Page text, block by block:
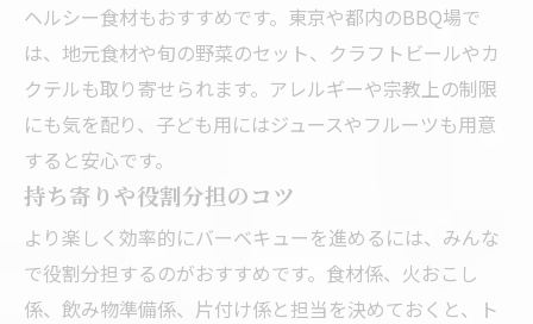
ヘルシー食材もおすすめです。東京や都内のBBQ場で
は、地元食材や旬の野菜のセット、クラフトビールやカ
クテルも取り寄せられます。アレルギーや宗教上の制限
にも気を配り、子ども用にはジュースやフルーツも用意
すると安心です。
持ち寄りや役割分担のコツ
より楽しく効率的にバーベキューを進めるには、みんな
で役割分担するのがおすすめです。食材係、火おこし
係、飲み物準備係、片付け係と担当を決めておくと、ト